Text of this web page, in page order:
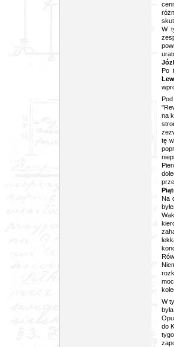
W
Po
na
tę
Na
W
do